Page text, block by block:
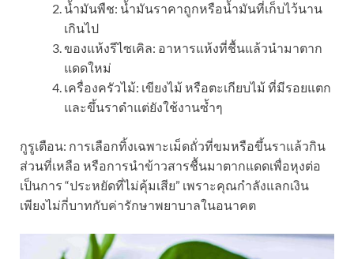
น้ำมันพืช: น้ำมันราคาถูกหรือน้ำมันที่เก็บไว้นาน
เกินไป
ของแห้งรีไซเคิล: อาหารแห้งที่ชื้นแล้วนำมาตาก
แดดใหม่
เครื่องครัวไม้: เขียงไม้ หรือตะเกียบไม้ ที่มีรอยแตก
และขึ้นราดำแต่ยังใช้งานซ้ำๆ
กูรูเตือน: การเลือกทิ้งเฉพาะเม็ดถั่วที่ขมหรือขึ้นราแล้วกิน
ส่วนที่เหลือ หรือการนำข้าวสารชื้นมาตากแดดเพื่อหุงต่อ
เป็นการ “ประหยัดที่ไม่คุ้มเสีย” เพราะคุณกำลังแลกเงิน
เพียงไม่กี่บาทกับค่ารักษาพยาบาลในอนาคต